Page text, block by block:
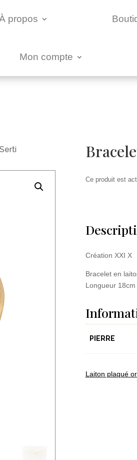
propos
Mon compte
Ce produit est
Création XXI X
Bracelet en
Longueur
PIERRE
Laiton plaqué